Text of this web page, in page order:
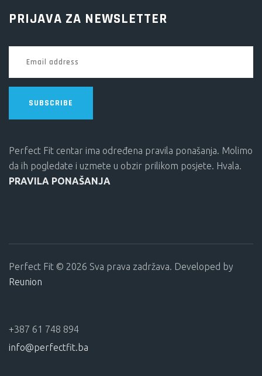
PRIJAVA ZA NEWSLETTER
SUBSCRIBE
Perfect Fit centar ima određena pravila ponašanja. Molimo
da ih pogledate i uzmete u obzir prilikom posjete. Hvala.
PRAVILA PONAŠANJA
Perfect Fit © 2026 Sva prava zadržava. Developed by
Reunion
+387 61 748 894
info@perfectfit.ba